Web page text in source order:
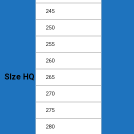
SIze HQ
245
250
255
260
265
270
275
280